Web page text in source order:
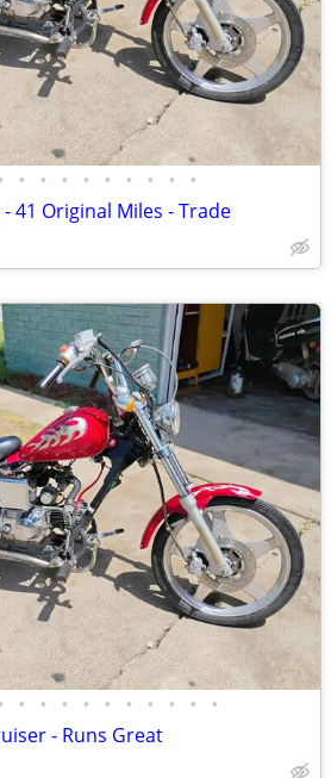
• • • • • • • • •
41 Original Miles - Trade
• • • • • • • • • •
- Runs Great